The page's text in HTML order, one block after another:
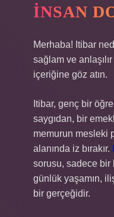
İNSAN
Merhaba! Itibar
sağlam ve
içeriğine göz atın.
Itibar, genç bir
saygıdan, bir
memurun mesleki
alanında iz bırakır.
sorusu, sadece bir
günlük yaşamın,
bir gerçeğidir.